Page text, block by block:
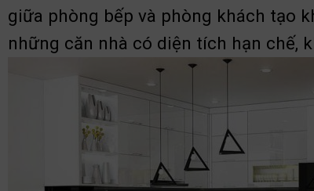
giữa phòng bếp và phòng khách tạo
những căn nhà có diện tích hạn chế,